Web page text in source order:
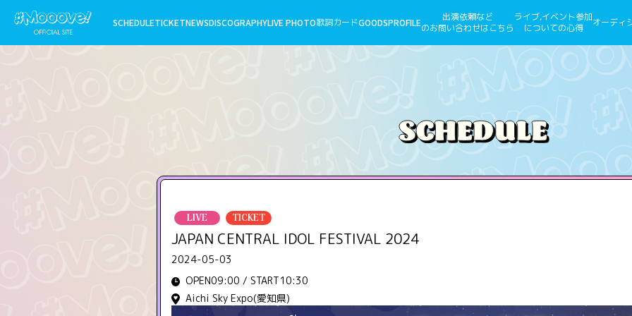
SCHEDULETICKETNEWSDISCOGRAPHYLIVE PHOTO歌詞カードGOODSPROFILE
出演依頼など
のお問い合わせはこちら
ライブ,イベント参加
についての心得
オーディ
LIVE TICKET
JAPAN CENTRAL IDOL FESTIVAL 2024
2024-05-03
OPEN09:00 / START10:30
Aichi Sky Expo(愛知県)